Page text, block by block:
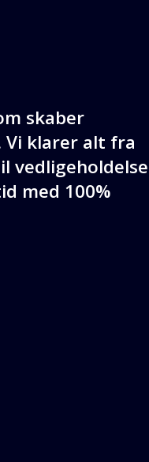
skaber
klarer alt fra
med 100%